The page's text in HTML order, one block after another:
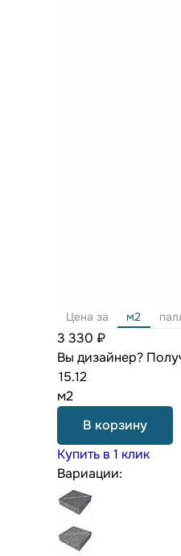
Цена за м2
3 330 ₽
Вы дизайнер?
м2
В корзину
Купить в 1 клик
Вариации: